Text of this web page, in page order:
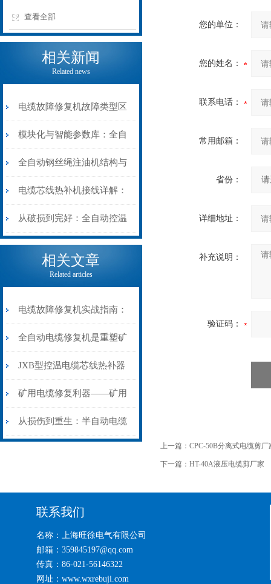
查看全部
相关新闻
Related news
电缆故障修复机故障类型区
分指南：从“绝缘电
阻”到“波形特征”的精准诊
断逻辑
模块化与智能参数库：全自
动电缆修复机的快速换型逻
辑
全自动钢丝绳注油机结构与
工作原理：揭秘高效润滑的
机械密码
电缆芯线热补机接线详解：
从入门到精通
从破损到完好：全自动控温
电缆热补机的核心价值
相关文章
Related articles
电缆故障修复机实战指南：
从“盲测”到“精确定点”的三
步作业法
全自动电缆修复机是重塑矿
山电力动脉的“智能外科医
生”
JXB型控温电缆芯线热补器
安装与接线：精准修复的工
艺基石
矿用电缆修复利器——矿用
电缆热补机智能控温，安全
从损伤到重生：半自动电缆
您的单位：
您的姓名：
联系电话：
常用邮箱：
省份：
详细地址：
补充说明：
验证码：
上一篇： CPC-50B分离式电缆剪厂
下一篇： HT-40A液压电缆剪厂家
联系我们
名称：上海旺徐电气有限公司
邮箱：359845197@qq.com
传真：86-021-56146322
网址：www.wxrebuji.com